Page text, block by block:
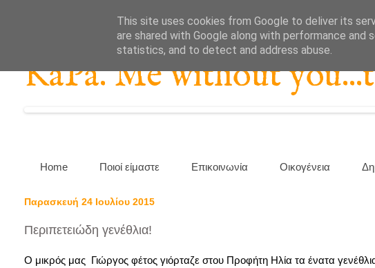
KaPa. Me without
Home Ποιοί είμαστε Επικοινωνία Οικογένεια
Παρασκευή 24 Ιουλίου 2015
Περιπετειώδη γενέθλια!
Ο μικρός μας Γιώργος φέτος γιόρταζε στου Προφήτη Ηλία τα ένατα
This site uses cookies from Google to deliver its
are shared with Google along with performance
statistics, and to detect and address abuse.